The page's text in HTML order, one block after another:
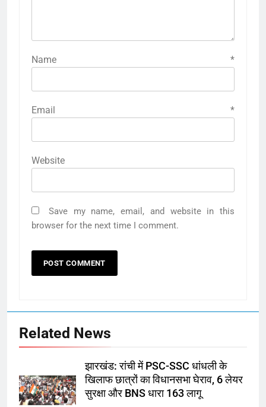
Name *
Email *
Website
Save my name, email, and website in this
browser for the next time I comment.
Related News
झारखंड: रांची में PSC-SSC धांधली के
खिलाफ छात्रों का विधानसभा घेराव, 6 लेयर
सुरक्षा और BNS धारा 163 लागू